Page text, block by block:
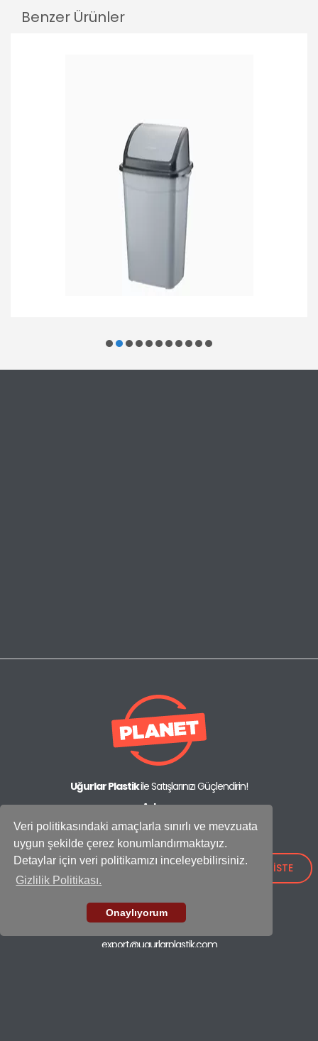
Veri politikasındaki amaçlarla sınırlı ve mevzuata
uygun şekilde çerez konumlandırmaktayız.
Detaylar için veri politikamızı inceleyebilirsiniz.
Gizlilik Politikası.
Onaylıyorum
Benzer Ürünler
Uğurlar Plastikile Satışlarınızı Güçlendirin!
Adres:
IOSB Mah., İpkas Sanayi Sitesi 3. Etap C Blok No: 21,
34490 Başakşehir - İstanbul / Türkiye
Showroom
+90 (212) 659 26 52
+90 (212) 549 37 17
export@ugurlarplastik.com
TEKLİF İSTE